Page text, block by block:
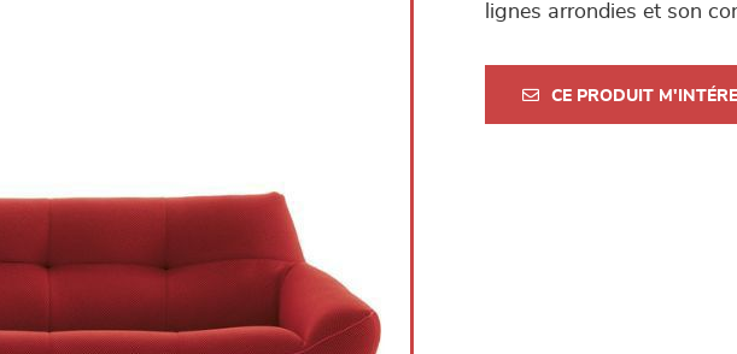
lignes arrondies et son
CE PRODUIT